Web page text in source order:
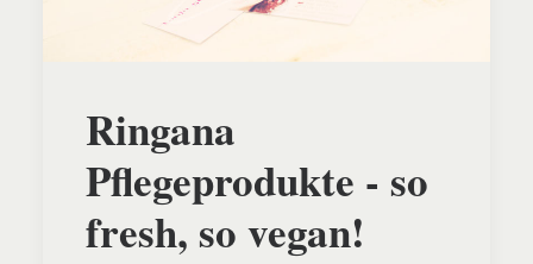
Ringana
Pflegeprodukte - so
fresh, so vegan!